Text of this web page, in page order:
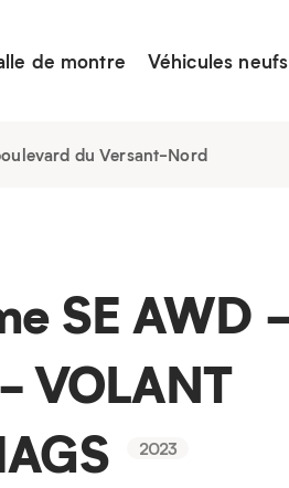
de montre Véhicules neufs
du Versant-Nord
SE AWD -
VOLANT
2023